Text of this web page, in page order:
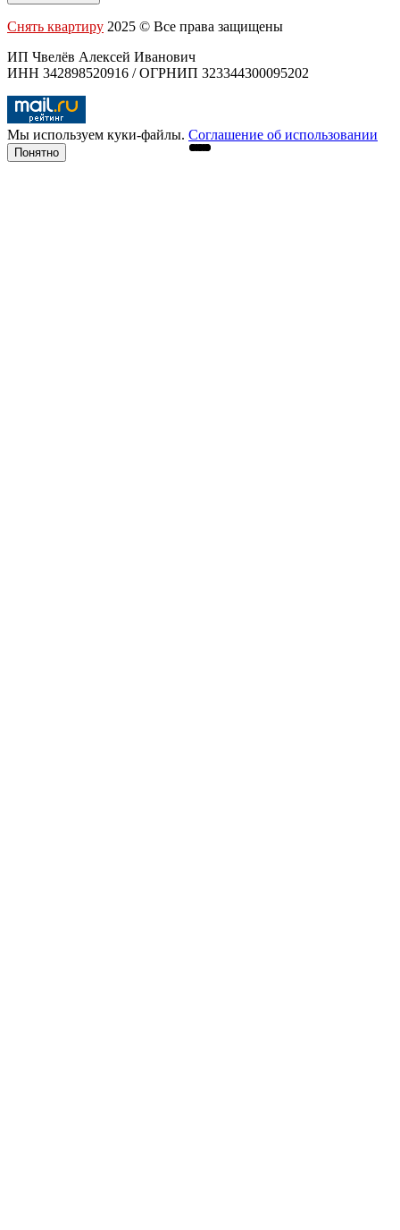
Снять квартиру 2025 © Все права защищены
ИП Чвелёв Алексей Иванович
ИНН 342898520916 / ОГРНИП 323344300095202
Мы используем куки-файлы. Соглашение об использовании
Понятно